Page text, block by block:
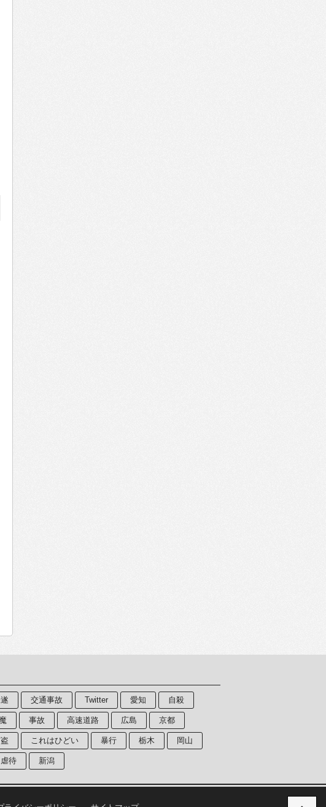
交通事故 Twitter 愛知 自殺
事故 高速道路 広島 京都
これはひどい 暴行 栃木 岡山
虐待 新潟